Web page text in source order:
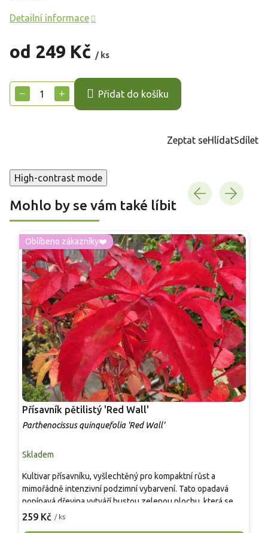
od 249 Kč / ks
cena:
+
− Přidat do košíku
Detailní informace
Zeptat seHlídatSdílet
High-contrast mode
Mohlo by se vám také líbit
Oblíbeno zákazníky❤️
Přísavník pětilistý 'Red Wall'
Parthenocissus quinquefolia 'Red Wall'
Skladem
259 Kč / ks
Kultivar přísavníku, vyšlechtěný pro kompaktní růst a
mimořádně intenzivní podzimní vybarvení. Tato opadavá
popínavá dřevina vytváří hustou zelenou plochu, která se na
podzim mění v sytě vínové až jasně červené tóny. Díky